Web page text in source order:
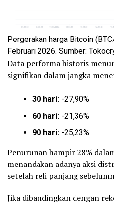
Pergerakan harga Bitcoin
Februari 2026. Sumber:
Data performa historis
signifikan dalam jangka
30 hari: -27,90%
60 hari: -21,36%
90 hari: -25,23%
Penurunan hampir 28%
menandakan adanya aksi
setelah reli panjang
Jika dibandingkan dengan